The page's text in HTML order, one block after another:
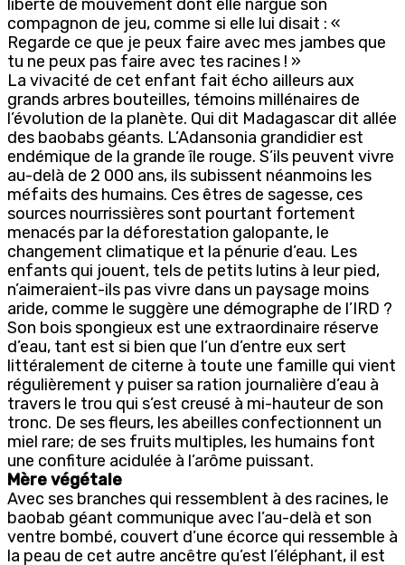
liberté de mouvement dont elle nargue son
compagnon de jeu, comme si elle lui disait : «
Regarde ce que je peux faire avec mes jambes que
tu ne peux pas faire avec tes racines ! »
La vivacité de cet enfant fait écho ailleurs aux
grands arbres bouteilles, témoins millénaires de
l’évolution de la planète. Qui dit Madagascar dit allée
des baobabs géants. L’Adansonia grandidier est
endémique de la grande île rouge. S’ils peuvent vivre
au-delà de 2 000 ans, ils subissent néanmoins les
méfaits des humains. Ces êtres de sagesse, ces
sources nourrissières sont pourtant fortement
menacés par la déforestation galopante, le
changement climatique et la pénurie d’eau. Les
enfants qui jouent, tels de petits lutins à leur pied,
n’aimeraient-ils pas vivre dans un paysage moins
aride, comme le suggère une démographe de l’IRD ?
Son bois spongieux est une extraordinaire réserve
d’eau, tant est si bien que l’un d’entre eux sert
littéralement de citerne à toute une famille qui vient
régulièrement y puiser sa ration journalière d’eau à
travers le trou qui s’est creusé à mi-hauteur de son
tronc. De ses fleurs, les abeilles confectionnent un
miel rare; de ses fruits multiples, les humains font
une confiture acidulée à l’arôme puissant.
Mère végétale
Avec ses branches qui ressemblent à des racines, le
baobab géant communique avec l’au-delà et son
ventre bombé, couvert d’une écorce qui ressemble à
la peau de cet autre ancêtre qu’est l’éléphant, il est